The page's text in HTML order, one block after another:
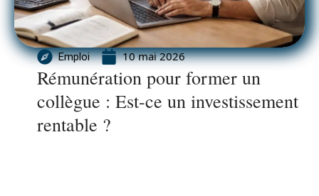
Emploi 10 mai 2026
Rémunération pour former un
collègue : Est-ce un investissement
rentable ?